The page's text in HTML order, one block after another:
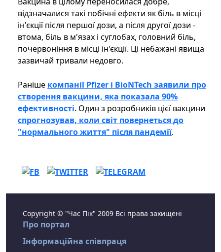
відзначалися такі побічні ефекти як біль в місці
ін'єкції після першої дози, а після другої дози -
втома, біль в м'язах і суглобах, головний біль,
почервоніння в місці ін'єкції. Ці небажані явища
зазвичай тривали недовго.
Раніше компанії Pfizer і BioNTech заявили про
створення вакцини, яка показала 90%
ефективності. Один з розробників цієї вакцини
спрогнозував, коли світ повернеться до
"нормального життя" після пандемії.
Copyright © "Час Пік" 2009 Всі права захищені
Про портал
Інформаційна співпраця